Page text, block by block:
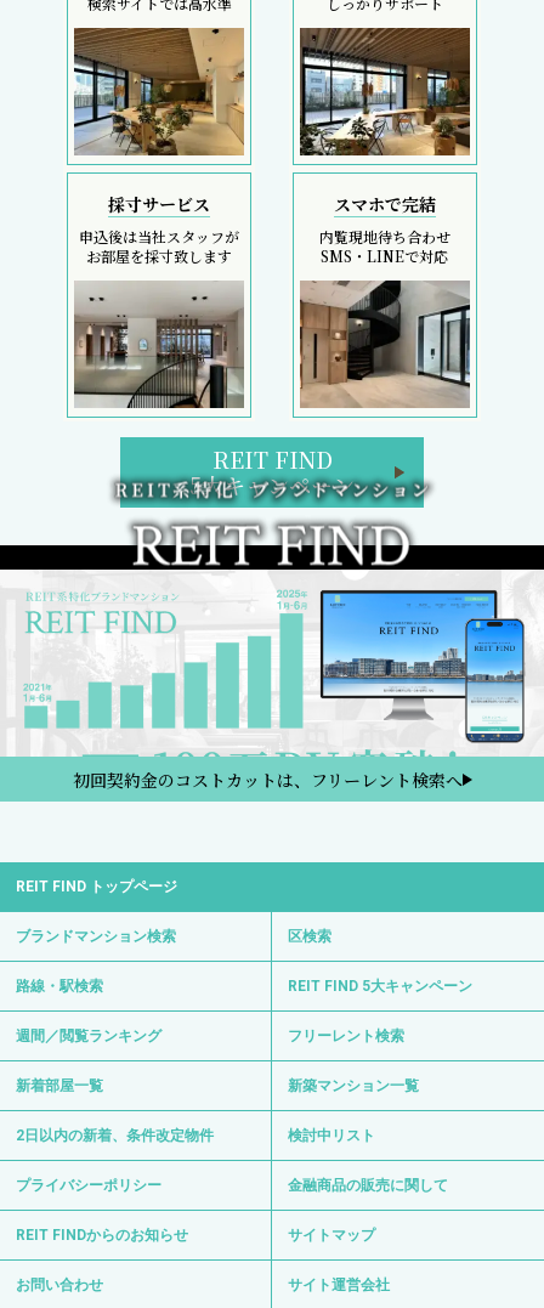
採寸サービス
申込後は当社スタッフが
お部屋を採寸致します
スマホで完結
内覧現地待ち合わせ
SMS・LINEで対応
REIT FIND
5大キャンペーン
初回契約金のコストカットは、フリーレント検索へ
REIT FIND トップページ
ブランドマンション検索 区検索
路線・駅検索 REIT FIND 5大キャンペーン
週間／閲覧ランキング フリーレント検索
新着部屋一覧 新築マンション一覧
2日以内の新着、条件改定物件 検討中リスト
プライバシーポリシー 金融商品の販売に関して
REIT FINDからのお知らせ サイトマップ
お問い合わせ サイト運営会社